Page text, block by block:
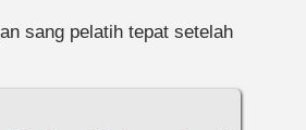
sang pelatih tepat setelah